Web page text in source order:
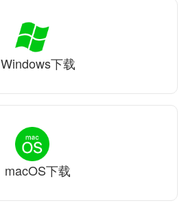
Windows下载
macOS下载